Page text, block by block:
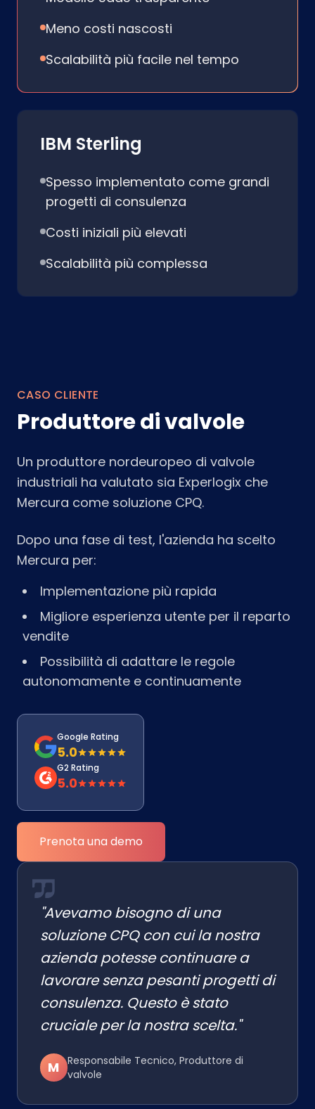
Meno costi nascosti
Scalabilità più facile nel tempo
IBM Sterling
Spesso implementato come grandi
progetti di consulenza
Costi iniziali più elevati
Scalabilità più complessa
CASO CLIENTE
Produttore di valvole
Un produttore nordeuropeo di valvole
industriali ha valutato sia Experlogix che
Mercura come soluzione CPQ.
Dopo una fase di test, l'azienda ha scelto
Mercura per:
Implementazione più rapida
Migliore esperienza utente per il reparto
vendite
Possibilità di adattare le regole
autonomamente e continuamente
Google Rating
5.0
G2 Rating
5.0
Prenota una demo
"Avevamo bisogno di una
soluzione CPQ con cui la nostra
azienda potesse continuare a
lavorare senza pesanti progetti di
consulenza. Questo è stato
cruciale per la nostra scelta."
M Responsabile Tecnico, Produttore di
valvole